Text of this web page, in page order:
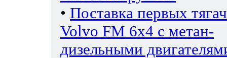
• Поставка первых
Volvo FM 6х4 с метан-
дизельными